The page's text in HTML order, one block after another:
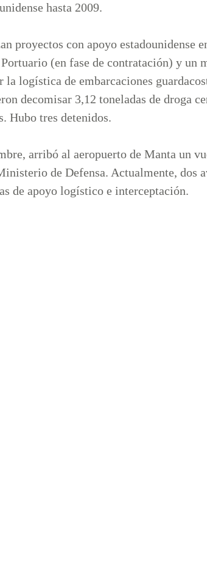
hasta 2009.
proyectos con apoyo estadounidense
(en fase de contratación) y un
logística de embarcaciones
decomisar 3,12 toneladas de droga
Hubo tres detenidos.
arribó al aeropuerto de Manta un
de Defensa. Actualmente, dos
de apoyo logístico e interceptación.